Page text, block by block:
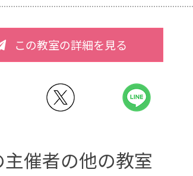
この教室の詳細を見る
主催者の他の教室